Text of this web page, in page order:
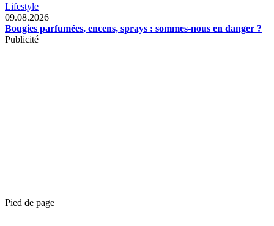
Lifestyle
09.08.2026
Bougies parfumées, encens, sprays : sommes-nous en danger ?
Publicité
Pied de page